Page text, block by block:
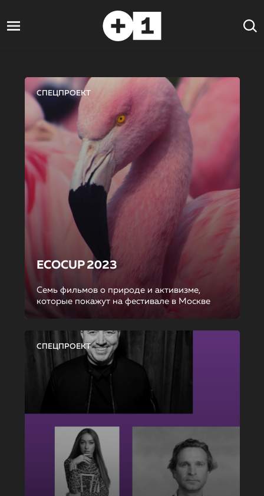
СПЕЦПРОЕКТ
ECOCUP 2023
Семь фильмов о природе и активизме,
которые покажут на фестивале в Москве
СПЕЦПРОЕКТ